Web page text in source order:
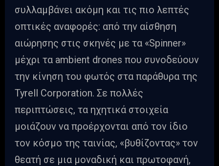
συλλαμβάνει ακόμη και τις πιο λεπτές
οπτικές αναφορές: από την αίσθηση
αιώρησης στις σκηνές με τα «Spinner»
μέχρι τα ambient drones που συνοδεύουν
την κίνηση του φωτός στα παράθυρα της
Tyrell Corporation. Σε πολλές
περιπτώσεις, τα ηχητικά στοιχεία
μοιάζουν να προέρχονται από τον ίδιο
τον κόσμο της ταινίας, «βυθίζοντας» τον
θεατή σε μια μοναδική και πρωτοφανή,